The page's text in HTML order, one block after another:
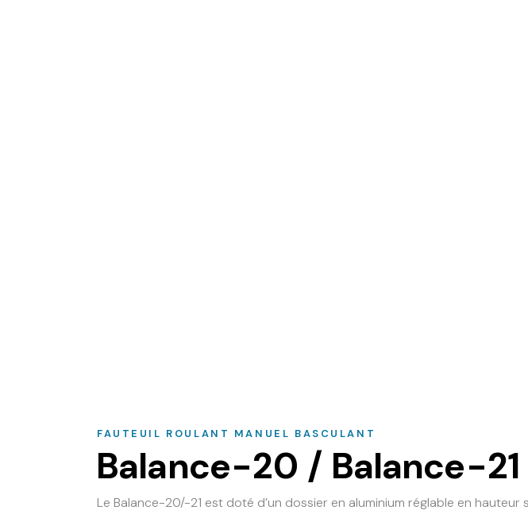
FAUTEUIL ROULANT MANUEL BASCULANT
Balance-20 / Balance-21
Le Balance-20/-21 est doté d’un dossier en aluminium réglable en